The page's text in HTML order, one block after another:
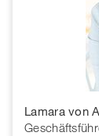
Lamara von